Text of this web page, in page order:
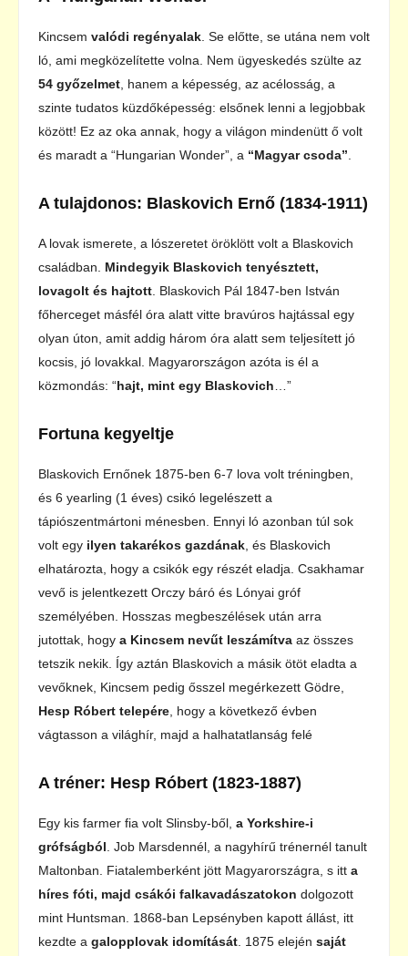
Kincsem valódi regényalak . Se előtte, se utána nem volt
ló, ami megközelítette volna. Nem ügyeskedés szülte az
54 győzelmet , hanem a képesség, az acélosság, a
szinte tudatos küzdőképesség: elsőnek lenni a legjobbak
között! Ez az oka annak, hogy a világon mindenütt ő volt
és maradt a “Hungarian Wonder”, a “Magyar csoda”
A tulajdonos: Blaskovich Ernő (1834-1911)
A lovak ismerete, a lószeretet öröklött volt a Blaskovich
családban. Mindegyik Blaskovich tenyésztett,
lovagolt és hajtott . Blaskovich Pál 1847-ben István
főherceget másfél óra alatt vitte bravúros hajtással egy
olyan úton, amit addig három óra alatt sem teljesített jó
kocsis, jó lovakkal. Magyarországon azóta is él a
közmondás: “hajt, mint egy Blaskovich …”
Fortuna kegyeltje
Blaskovich Ernőnek 1875-ben 6-7 lova volt tréningben,
és 6 yearling (1 éves) csikó legelészett a
tápiószentmártoni ménesben. Ennyi ló azonban túl sok
volt egy ilyen takarékos gazdának , és Blaskovich
elhatározta, hogy a csikók egy részét eladja. Csakhamar
vevő is jelentkezett Orczy báró és Lónyai gróf
személyében. Hosszas megbeszélések után arra
jutottak, hogy a Kincsem nevűt leszámítva az összes
tetszik nekik. Így aztán Blaskovich a másik ötöt eladta a
vevőknek, Kincsem pedig ősszel megérkezett Gödre,
Hesp Róbert telepére , hogy a következő évben
vágtasson a világhír, majd a halhatatlanság felé
A tréner: Hesp Róbert (1823-1887)
Egy kis farmer fia volt Slinsby-ből, a Yorkshire-i
grófságból . Job Marsdennél, a nagyhírű trénernél tanult
Maltonban. Fiatalemberként jött Magyarországra, s itt a
híres fóti, majd csákói falkavadászatokon dolgozott
mint Huntsman. 1868-ban Lepsényben kapott állást, itt
kezdte a galopplovak idomítását . 1875 elején saját